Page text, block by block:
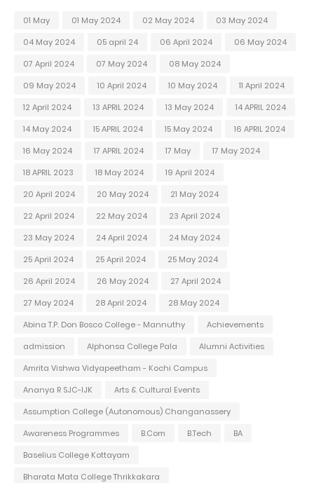
01 May 01 May 2024 02 May 2024
03 May 2024
04 May 2024
05 april 24 06 April 2024
06 May 2024
07 April 2024
07 May 2024
08 May 2024
09 May 2024
10 April 2024 10 May 2024
11 April 2024
12 April 2024
13 APRIL 2024 13 May 2024
14 APRIL 2024
14 May 2024
15 APRIL 2024 15 May 2024
16 APRIL 2024
16 May 2024
17 APRIL 2024 17 May
17 May 2024
18 APRIL 2023
18 May 2024
19 April 2024
20 April 2024
20 May 2024
21 May 2024
22 April 2024
22 May 2024
23 April 2024
23 May 2024
24 April 2024
24 May 2024
25 April 2024
25 April 2024
25 May 2024
26 April 2024
26 May 2024
27 April 2024
27 May 2024
28 April 2024
28 May 2024
Abina T.P. Don Bosco College - Mannuthy
Achievements
admission
Alphonsa College Pala
Alumni Activities
Amrita Vishwa Vidyapeetham - Kochi Campus
Ananya R SJC-IJK
Arts & Cultural Events
Assumption College (Autonomous) Changanassery
Awareness Programmes
B.Com B.Tech
BA
Baselius College Kottayam
Bharata Mata College Thrikkakara